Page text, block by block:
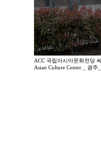
ACC 국립아시아문화전당
Asian Culture Center _ 광주